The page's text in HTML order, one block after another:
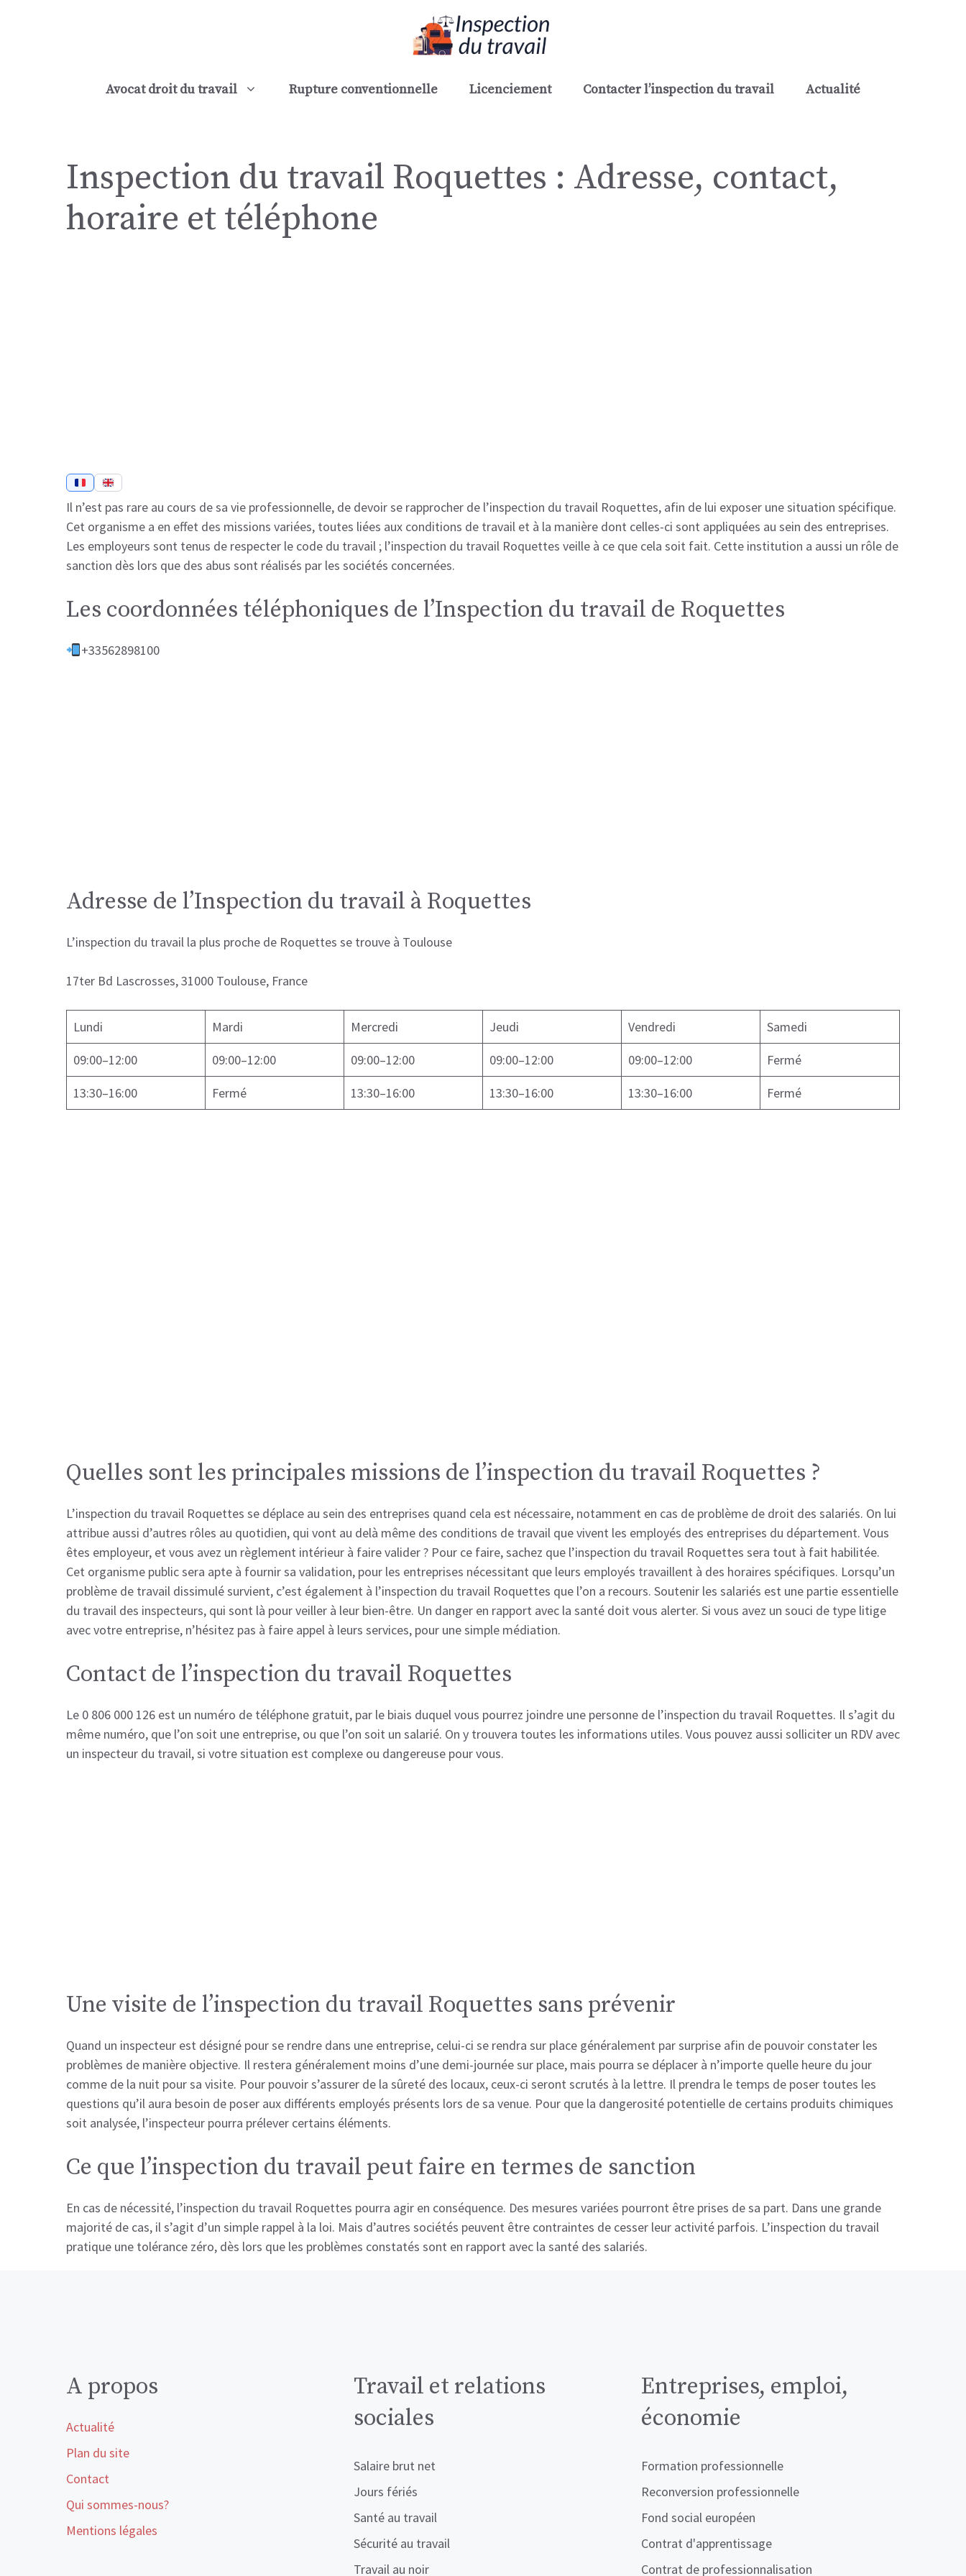
Avocat droit du travail Rupture conventionnelle Licenciement Contacter l’inspection du travail Actualité
Inspection du travail Roquettes : Adresse, contact,
horaire et téléphone
Il n’est pas rare au cours de sa vie professionnelle, de devoir se rapprocher de l’inspection du travail Roquettes, afin de lui exposer une situation spécifique.
Cet organisme a en effet des missions variées, toutes liées aux conditions de travail et à la manière dont celles-ci sont appliquées au sein des entreprises.
Les employeurs sont tenus de respecter le code du travail ; l’inspection du travail Roquettes veille à ce que cela soit fait. Cette institution a aussi un rôle de
sanction dès lors que des abus sont réalisés par les sociétés concernées.
Les coordonnées téléphoniques de l’Inspection du travail de Roquettes
+33562898100
Adresse de l’Inspection du travail à Roquettes
L’inspection du travail la plus proche de Roquettes se trouve à Toulouse
17ter Bd Lascrosses, 31000 Toulouse, France
Lundi Mardi Mercredi Jeudi Vendredi
Samedi
09:00–12:00
09:00–12:00 09:00–12:00 09:00–12:00 09:00–12:00
Fermé
13:30–16:00
Fermé 13:30–16:00 13:30–16:00 13:30–16:00 Fermé
Quelles sont les principales missions de l’inspection du travail Roquettes ?
L’inspection du travail Roquettes se déplace au sein des entreprises quand cela est nécessaire, notamment en cas de problème de droit des salariés. On lui
attribue aussi d’autres rôles au quotidien, qui vont au delà même des conditions de travail que vivent les employés des entreprises du département. Vous
êtes employeur, et vous avez un règlement intérieur à faire valider ? Pour ce faire, sachez que l’inspection du travail Roquettes sera tout à fait habilitée.
Cet organisme public sera apte à fournir sa validation, pour les entreprises nécessitant que leurs employés travaillent à des horaires spécifiques. Lorsqu’un
problème de travail dissimulé survient, c’est également à l’inspection du travail Roquettes que l’on a recours. Soutenir les salariés est une partie essentielle
du travail des inspecteurs, qui sont là pour veiller à leur bien-être. Un danger en rapport avec la santé doit vous alerter. Si vous avez un souci de type litige
avec votre entreprise, n’hésitez pas à faire appel à leurs services, pour une simple médiation.
Contact de l’inspection du travail Roquettes
Le 0 806 000 126 est un numéro de téléphone gratuit, par le biais duquel vous pourrez joindre une personne de l’inspection du travail Roquettes. Il s’agit du
même numéro, que l’on soit une entreprise, ou que l’on soit un salarié. On y trouvera toutes les informations utiles. Vous pouvez aussi solliciter un RDV avec
un inspecteur du travail, si votre situation est complexe ou dangereuse pour vous.
Une visite de l’inspection du travail Roquettes sans prévenir
Quand un inspecteur est désigné pour se rendre dans une entreprise, celui-ci se rendra sur place généralement par surprise afin de pouvoir constater les
problèmes de manière objective. Il restera généralement moins d’une demi-journée sur place, mais pourra se déplacer à n’importe quelle heure du jour
comme de la nuit pour sa visite. Pour pouvoir s’assurer de la sûreté des locaux, ceux-ci seront scrutés à la lettre. Il prendra le temps de poser toutes les
questions qu’il aura besoin de poser aux différents employés présents lors de sa venue. Pour que la dangerosité potentielle de certains produits chimiques
soit analysée, l’inspecteur pourra prélever certains éléments.
Ce que l’inspection du travail peut faire en termes de sanction
En cas de nécessité, l’inspection du travail Roquettes pourra agir en conséquence. Des mesures variées pourront être prises de sa part. Dans une grande
majorité de cas, il s’agit d’un simple rappel à la loi. Mais d’autres sociétés peuvent être contraintes de cesser leur activité parfois. L’inspection du travail
pratique une tolérance zéro, dès lors que les problèmes constatés sont en rapport avec la santé des salariés.
A propos
Actualité
Plan du site
Contact
Qui sommes-nous?
Mentions légales
Travail et relations
sociales
Salaire brut net
Jours fériés
Santé au travail
Sécurité au travail
Travail au noir
Entreprises, emploi,
économie
Formation professionnelle
Reconversion professionnelle
Fond social européen
Contrat d'apprentissage
Contrat de professionnalisation